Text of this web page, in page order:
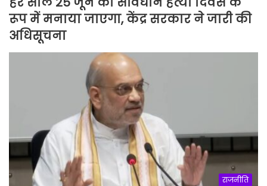
रूप में मनाया जाएगा, केंद्र सरकार ने जारी की
अधिसूचना
राजनीति